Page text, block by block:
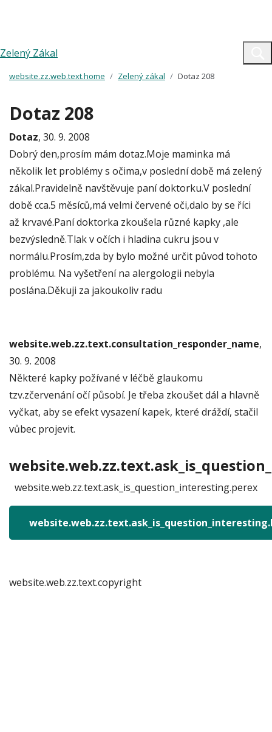
Zelený Zákal
website.zz.web.text.home Zelený zákal Dotaz 208
Dotaz 208
Dotaz, 30. 9. 2008
Dobrý den,prosím mám dotaz.Moje maminka má
několik let problémy s očima,v poslední době má zelený
zákal.Pravidelně navštěvuje paní doktorku.V poslední
době cca.5 měsíců,má velmi červené oči,dalo by se říci
až krvavé.Paní doktorka zkoušela různé kapky ,ale
bezvýsledně.Tlak v očích i hladina cukru jsou v
normálu.Prosím,zda by bylo možné určit původ tohoto
problému. Na vyšetření na alergologii nebyla
poslána.Děkuji za jakoukoliv radu
website.web.zz.text.consultation_responder_name,
30. 9. 2008
Některé kapky požívané v léčbě glaukomu
tzv.zčervenání očí působí. Je třeba zkoušet dál a hlavně
vyčkat, aby se efekt vysazení kapek, které dráždí, stačil
vůbec projevit.
website.web.zz.text.ask_is_question_interesting.perex
website.web.zz.text.copyright